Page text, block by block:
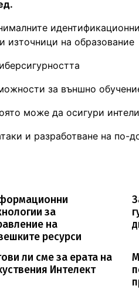
източници на образование
за външно
може да осигури
и разработване на по-
за
на
ресурси
ли сме за ерата на
Интелект